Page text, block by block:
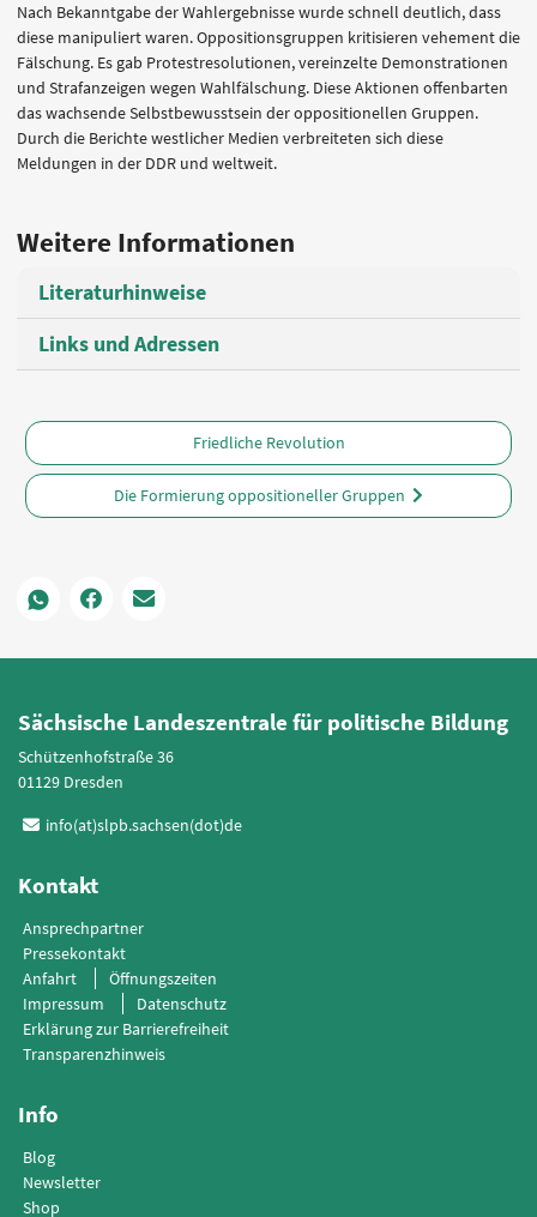
Nach Bekanntgabe der Wahlergebnisse wurde schnell deutlich, dass
diese manipuliert waren. Oppositionsgruppen kritisieren vehement die
Fälschung. Es gab Protestresolutionen, vereinzelte Demonstrationen
und Strafanzeigen wegen Wahlfälschung. Diese Aktionen offenbarten
das wachsende Selbstbewusstsein der oppositionellen Gruppen.
Durch die Berichte westlicher Medien verbreiteten sich diese
Meldungen in der DDR und weltweit.
Weitere Informationen
Literaturhinweise
Links und Adressen
Friedliche Revolution
Die Formierung oppositioneller Gruppen
Sächsische Landeszentrale für politische Bildung
Schützenhofstraße 36
01129 Dresden
info(at)slpb.sachsen(dot)de
Kontakt
Ansprechpartner
Pressekontakt
Anfahrt
Öffnungszeiten
Impressum
Datenschutz
Erklärung zur Barrierefreiheit
Transparenzhinweis
Info
Blog
Newsletter
Shop